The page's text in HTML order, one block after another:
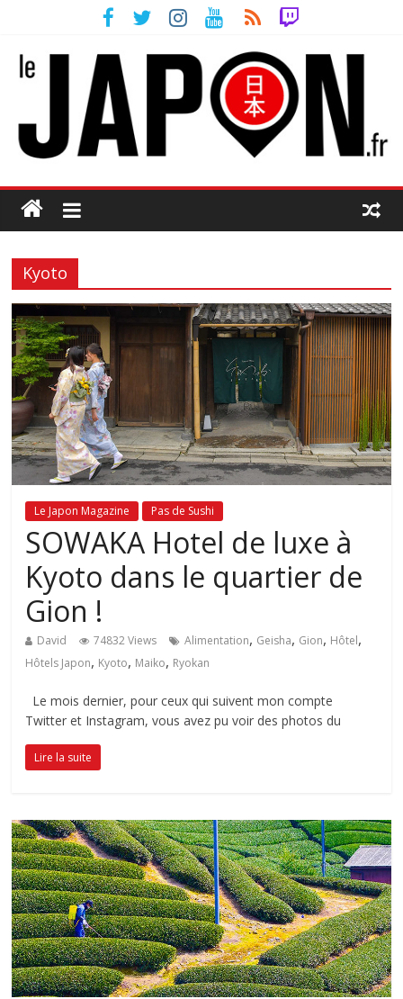
Kyoto
Le Japon Magazine Pas de Sushi
SOWAKA Hotel de luxe à
Kyoto dans le quartier de
Gion !
David 74832 Views Alimentation, Geisha, Gion, Hôtel,
Hôtels Japon, Kyoto, Maiko, Ryokan
Le mois dernier, pour ceux qui suivent mon compte
Twitter et Instagram, vous avez pu voir des photos du
Lire la suite